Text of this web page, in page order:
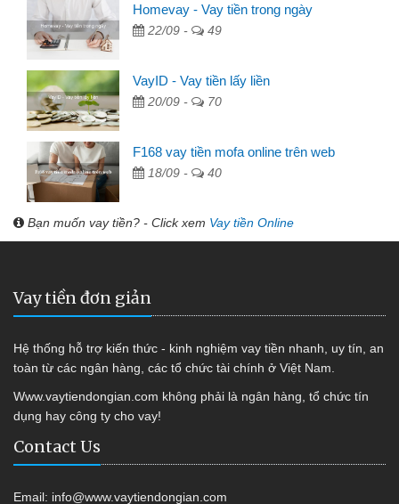
Homevay - Vay tiền trong ngày
22/09 - 49
VayID - Vay tiền lấy liền
20/09 - 70
F168 vay tiền mofa online trên web
18/09 - 40
Bạn muốn vay tiền? - Click xem Vay tiền Online
Vay tiền đơn giản
Hệ thống hỗ trợ kiến thức - kinh nghiệm vay tiền nhanh, uy tín, an
toàn từ các ngân hàng, các tổ chức tài chính ở Việt Nam.
Www.vaytiendongian.com không phải là ngân hàng, tổ chức tín
dụng hay công ty cho vay!
Contact Us
Email: info@www.vaytiendongian.com